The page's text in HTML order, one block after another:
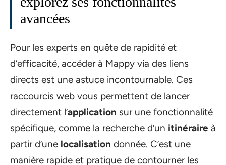
avancées
Pour les experts en quête de rapidité et
d’efficacité, accéder à Mappy via des liens
directs est une astuce incontournable. Ces
raccourcis web vous permettent de lancer
directement l’application sur une fonctionnalité
spécifique, comme la recherche d’un itinéraire à
partir d’une localisation donnée. C’est une
manière rapide et pratique de contourner les